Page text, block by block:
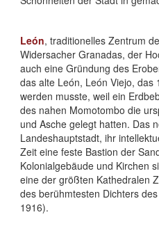
León, traditionelles Zentrum
Widersacher Granadas, der
auch eine Gründung des
das alte León, León Viejo,
werden musste, weil ein
des nahen Momotombo die
und Asche gelegt hatten. Das
Landeshauptstadt, ihr
Zeit eine feste Bastion der
Kolonialgebäude und Kirchen
eine der größten Kathedralen
des berühmtesten Dichters
1916).